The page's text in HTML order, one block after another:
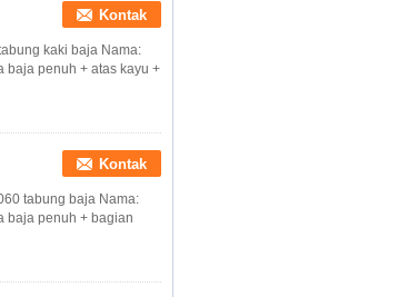
Kontak
kaki baja Nama:
baja penuh + atas kayu +
Kontak
tabung baja Nama:
baja penuh + bagian